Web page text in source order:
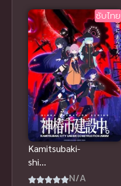
ซับไทย
Kamitsubaki-
shi
Kensetsuchu
N/A